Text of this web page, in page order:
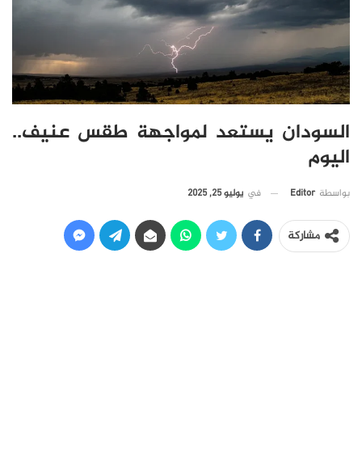
السودان يستعد لمواجهة طقس عنيف..
اليوم
بواسطة Editor في يوليو 25, 2025
مشاركة